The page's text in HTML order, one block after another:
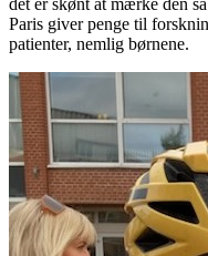
det er skønt at mærke den
Paris giver penge til
patienter, nemlig børnene.